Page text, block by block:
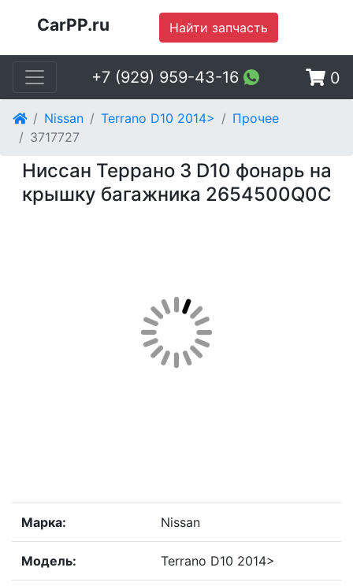
CarPP.ru Найти запчасть
+7 (929) 959-43-16 0
Nissan Terrano D10 2014>
Прочее
3717727
Ниссан Террано 3 D10 фонарь на
крышку багажника 2654500Q0C
Марка: Nissan
Модель: Terrano D10 2014>